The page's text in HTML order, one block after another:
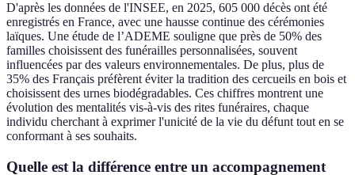
D'après les données de l'INSEE, en 2025, 605 000 décès ont été
enregistrés en France, avec une hausse continue des cérémonies
laïques. Une étude de l’ADEME souligne que près de 50% des
familles choisissent des funérailles personnalisées, souvent
influencées par des valeurs environnementales. De plus, plus de
35% des Français préfèrent éviter la tradition des cercueils en bois et
choisissent des urnes biodégradables. Ces chiffres montrent une
évolution des mentalités vis-à-vis des rites funéraires, chaque
individu cherchant à exprimer l'unicité de la vie du défunt tout en se
conformant à ses souhaits.
Quelle est la différence entre un accompagnement